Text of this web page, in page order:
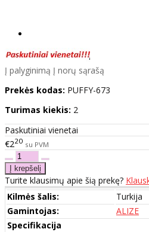
Į palyginimą Į norų sąrašą
Prekės kodas: PUFFY-673
Turimas kiekis: 2
Paskutiniai vienetai
€220 su PVM
Turite klausimų apie šią prekę?
Kilmės šalis:
Turkija
Gamintojas:
ALIZE
Specifikacija